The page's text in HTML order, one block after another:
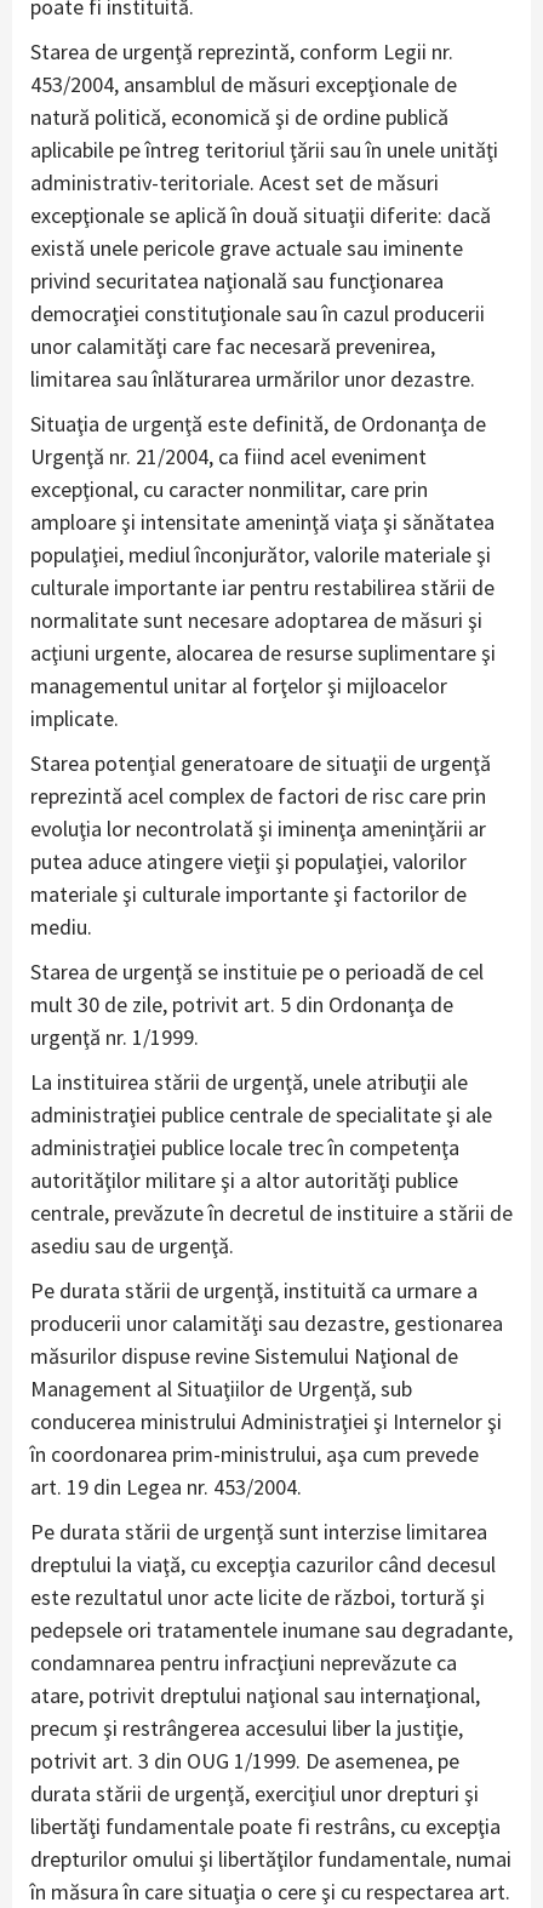
poate fi instituită.
Starea de urgenţă reprezintă, conform Legii nr.
453/2004, ansamblul de măsuri excepţionale de
natură politică, economică şi de ordine publică
aplicabile pe întreg teritoriul ţării sau în unele unităţi
administrativ-teritoriale. Acest set de măsuri
excepţionale se aplică în două situaţii diferite: dacă
există unele pericole grave actuale sau iminente
privind securitatea naţională sau funcţionarea
democraţiei constituţionale sau în cazul producerii
unor calamităţi care fac necesară prevenirea,
limitarea sau înlăturarea urmărilor unor dezastre.
Situaţia de urgenţă este definită, de Ordonanţa de
Urgenţă nr. 21/2004, ca fiind acel eveniment
excepţional, cu caracter nonmilitar, care prin
amploare şi intensitate ameninţă viaţa şi sănătatea
populaţiei, mediul înconjurător, valorile materiale şi
culturale importante iar pentru restabilirea stării de
normalitate sunt necesare adoptarea de măsuri şi
acţiuni urgente, alocarea de resurse suplimentare şi
managementul unitar al forţelor şi mijloacelor
implicate.
Starea potenţial generatoare de situaţii de urgenţă
reprezintă acel complex de factori de risc care prin
evoluţia lor necontrolată şi iminenţa ameninţării ar
putea aduce atingere vieţii şi populaţiei, valorilor
materiale şi culturale importante şi factorilor de
mediu.
Starea de urgenţă se instituie pe o perioadă de cel
mult 30 de zile, potrivit art. 5 din Ordonanţa de
urgenţă nr. 1/1999.
La instituirea stării de urgenţă, unele atribuţii ale
administraţiei publice centrale de specialitate şi ale
administraţiei publice locale trec în competenţa
autorităţilor militare şi a altor autorităţi publice
centrale, prevăzute în decretul de instituire a stării de
asediu sau de urgenţă.
Pe durata stării de urgenţă, instituită ca urmare a
producerii unor calamităţi sau dezastre, gestionarea
măsurilor dispuse revine Sistemului Naţional de
Management al Situaţiilor de Urgenţă, sub
conducerea ministrului Administraţiei şi Internelor şi
în coordonarea prim-ministrului, aşa cum prevede
art. 19 din Legea nr. 453/2004.
Pe durata stării de urgenţă sunt interzise limitarea
dreptului la viaţă, cu excepţia cazurilor când decesul
este rezultatul unor acte licite de război, tortură şi
pedepsele ori tratamentele inumane sau degradante,
condamnarea pentru infracţiuni neprevăzute ca
atare, potrivit dreptului naţional sau internaţional,
precum şi restrângerea accesului liber la justiţie,
potrivit art. 3 din OUG 1/1999. De asemenea, pe
durata stării de urgenţă, exerciţiul unor drepturi şi
libertăţi fundamentale poate fi restrâns, cu excepţia
drepturilor omului şi libertăţilor fundamentale, numai
în măsura în care situaţia o cere şi cu respectarea art.